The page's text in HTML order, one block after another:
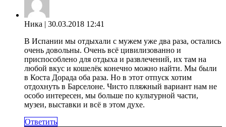
Ника
| 30.03.2018 12:41
В Испании мы отдыхали с мужем уже два раза, остались
очень довольны. Очень всё цивилизованно и
приспособлено для отдыха и развлечений, их там на
любой вкус и кошелёк конечно можно найти. Мы были
в Коста Дорада оба раза. Но в этот отпуск хотим
отдохнуть в Барселоне. Чисто пляжный вариант нам не
особо интересен, мы больше по культурной части,
музеи, выставки и всё в этом духе.
Ответить